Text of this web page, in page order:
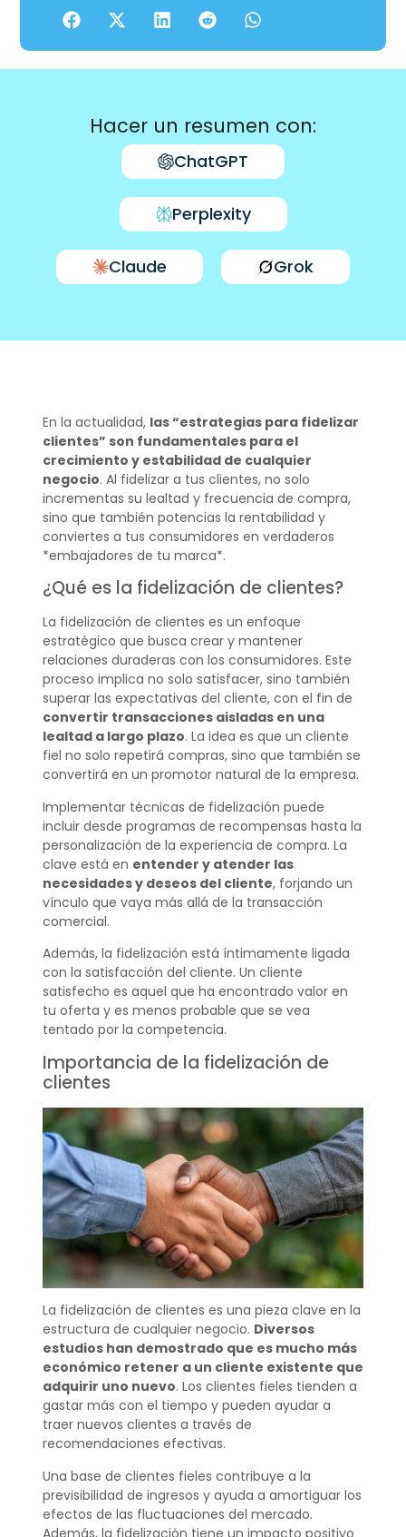
Hacer un resumen con:
ChatGPT
Perplexity
Claude Grok
En la actualidad, las “estrategias para fidelizar
clientes” son fundamentales para el
crecimiento y estabilidad de cualquier
negocio. Al fidelizar a tus clientes, no solo
incrementas su lealtad y frecuencia de compra,
sino que también potencias la rentabilidad y
conviertes a tus consumidores en verdaderos
*embajadores de tu marca*.
¿Qué es la fidelización de clientes?
La fidelización de clientes es un enfoque
estratégico que busca crear y mantener
relaciones duraderas con los consumidores. Este
proceso implica no solo satisfacer, sino también
superar las expectativas del cliente, con el fin de
convertir transacciones aisladas en una
lealtad a largo plazo. La idea es que un cliente
fiel no solo repetirá compras, sino que también se
convertirá en un promotor natural de la empresa.
Implementar técnicas de fidelización puede
incluir desde programas de recompensas hasta la
personalización de la experiencia de compra. La
clave está en entender y atender las
necesidades y deseos del cliente, forjando un
vínculo que vaya más allá de la transacción
comercial.
Además, la fidelización está íntimamente ligada
con la satisfacción del cliente. Un cliente
satisfecho es aquel que ha encontrado valor en
tu oferta y es menos probable que se vea
tentado por la competencia.
Importancia de la fidelización de
clientes
La fidelización de clientes es una pieza clave en la
estructura de cualquier negocio. Diversos
estudios han demostrado que es mucho más
económico retener a un cliente existente que
adquirir uno nuevo. Los clientes fieles tienden a
gastar más con el tiempo y pueden ayudar a
traer nuevos clientes a través de
recomendaciones efectivas.
Una base de clientes fieles contribuye a la
previsibilidad de ingresos y ayuda a amortiguar los
efectos de las fluctuaciones del mercado.
Además, la fidelización tiene un impacto positivo